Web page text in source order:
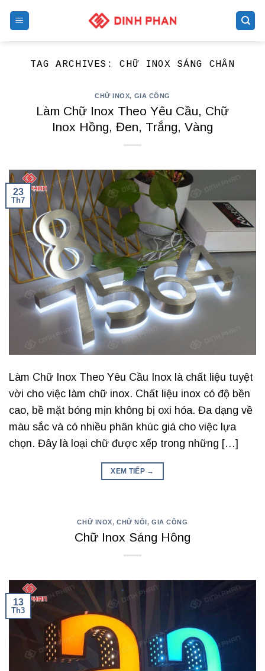
TAG ARCHIVES:CHỮ INOX SÁNG CHÂN
CHỮ INOX, GIA CÔNG
Làm Chữ Inox Theo Yêu Cầu, Chữ
Inox Hồng, Đen, Trắng, Vàng
23
Th7
Làm Chữ Inox Theo Yêu Cầu Inox là chất liệu tuyệt
vời cho việc làm chữ inox. Chất liệu inox có độ bền
cao, bề mặt bóng mịn không bị oxi hóa. Đa dạng về
màu sắc và có nhiều phân khúc giá cho việc lựa
chọn. Đây là loại chữ được xếp trong những […]
XEM TIẾP →
CHỮ INOX,CHỮ NỔI ,GIA CÔNG
Chữ Inox Sáng Hông
13
Th3